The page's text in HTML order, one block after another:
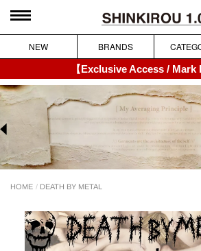
NEW BRANDS
【Exclusive Access / Mark
HOME DEATH BY METAL